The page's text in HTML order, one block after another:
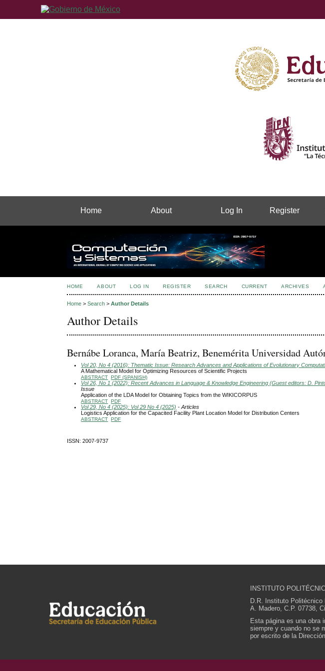
Home About Log In Register
HOME ABOUT LOG IN REGISTER SEARCH CURRENT ARCHIVES
Home >Search >Author Details
Author Details
Bernábe Loranca, María Beatriz, Benemérita Universidad
Vol 20, No 4 (2016): Thematic Issue: Research Advances and Applications of Evolutionary
A Mathematical Model for Optimizing Resources of Scientific Projects
ABSTRACT PDF (SPANISH)
Vol 26, No 1 (2022): Recent Advances in Language & Knowledge Engineering (Guest editors: D.
Issue
Application of the LDA Model for Obtaining Topics from the WIKICORPUS
ABSTRACT PDF
Vol 29, No 4 (2025): Vol 29 No 4 (2025) - Articles
Logistics Application for the Capacited Facility Plant Location Model for Distribution Centers
ABSTRACT PDF
ISSN: 2007-9737
INSTITUTO
D.R. Instituto Politécnico
A. Madero, C.P. 07738,
Esta página es una obra
siempre y cuando no se
por escrito de la